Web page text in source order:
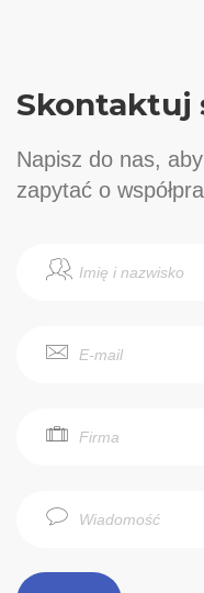
Skontaktuj
Napisz do nas,
zapytać o